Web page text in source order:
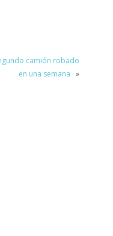
camión robado
en una semana »